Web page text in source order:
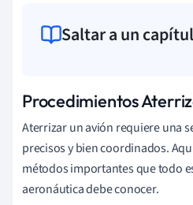
Saltar a un
Procedimientos
Aterrizar un avión requiere una
precisos y bien coordinados.
métodos importantes que todo
aeronáutica debe conocer.